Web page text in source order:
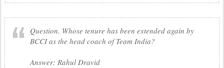
Question. Whose tenure has been extended again by
BCCI as the head coach of Team India?
Answer: Rahul Dravid